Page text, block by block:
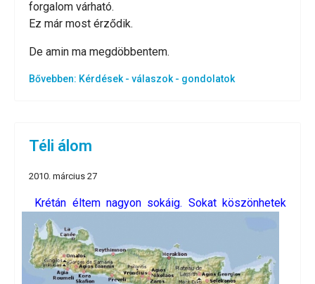
forgalom várható.
Ez már most érződik.
De amin ma megdöbbentem.
Bővebben: Kérdések - válaszok - gondolatok
Téli álom
2010. március 27
Krétán éltem nagyon sokáig. Sokat köszönhetek